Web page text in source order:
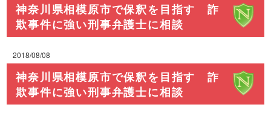
神奈川県相模原市で保釈を目指す 詐
欺事件に強い刑事弁護士に相談
2018/08/08
神奈川県相模原市で保釈を目指す 詐
欺事件に強い刑事弁護士に相談